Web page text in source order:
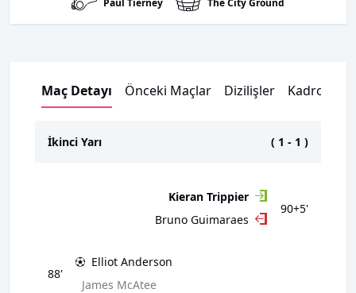
Paul Tierney The City Ground
Maç Detayı Önceki Maçlar Dizilişler Kadrolar
İkinci Yarı ( 1 - 1 )
90+5'
Kieran Trippier
Bruno Guimaraes
88'
Elliot Anderson
James McAtee